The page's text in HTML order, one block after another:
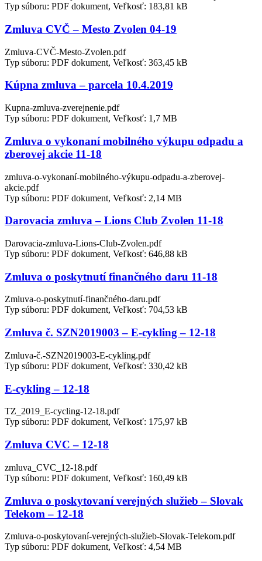
Typ súboru: PDF dokument, Veľkosť: 183,81 kB
Zmluva CVČ – Mesto Zvolen 04-19
Zmluva-CVČ-Mesto-Zvolen.pdf
Typ súboru: PDF dokument, Veľkosť: 363,45 kB
Kúpna zmluva – parcela 10.4.2019
Kupna-zmluva-zverejnenie.pdf
Typ súboru: PDF dokument, Veľkosť: 1,7 MB
Zmluva o vykonaní mobilného výkupu odpadu a
zberovej akcie 11-18
zmluva-o-vykonaní-mobilného-výkupu-odpadu-a-zberovej-
akcie.pdf
Typ súboru: PDF dokument, Veľkosť: 2,14 MB
Darovacia zmluva – Lions Club Zvolen 11-18
Darovacia-zmluva-Lions-Club-Zvolen.pdf
Typ súboru: PDF dokument, Veľkosť: 646,88 kB
Zmluva o poskytnutí finančného daru 11-18
Zmluva-o-poskytnutí-finančného-daru.pdf
Typ súboru: PDF dokument, Veľkosť: 704,53 kB
Zmluva č. SZN2019003 – E-cykling – 12-18
Zmluva-č.-SZN2019003-E-cykling.pdf
Typ súboru: PDF dokument, Veľkosť: 330,42 kB
E-cykling – 12-18
TZ_2019_E-cycling-12-18.pdf
Typ súboru: PDF dokument, Veľkosť: 175,97 kB
Zmluva CVC – 12-18
zmluva_CVC_12-18.pdf
Typ súboru: PDF dokument, Veľkosť: 160,49 kB
Zmluva o poskytovaní verejných služieb – Slovak
Telekom – 12-18
Zmluva-o-poskytovaní-verejných-služieb-Slovak-Telekom.pdf
Typ súboru: PDF dokument, Veľkosť: 4,54 MB